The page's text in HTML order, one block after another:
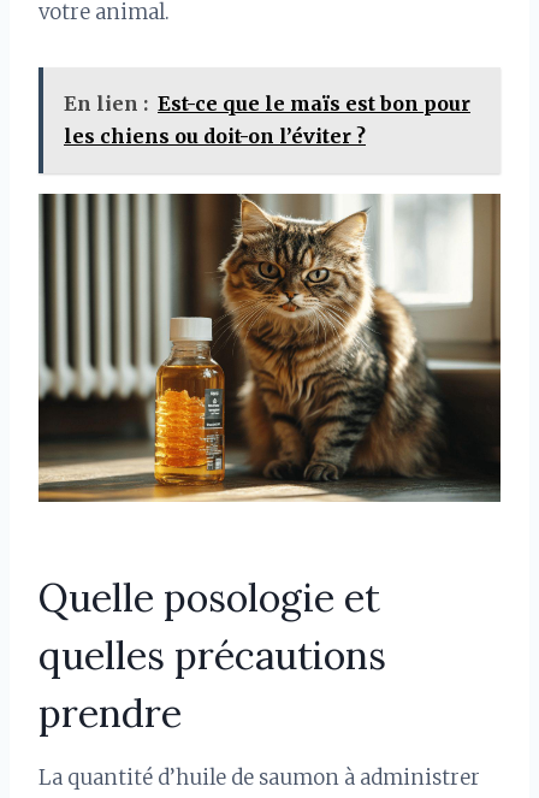
votre animal.
En lien : Est-ce que le maïs est bon pour
les chiens ou doit-on l’éviter ?
Quelle posologie et
quelles précautions
prendre
La quantité d’huile de saumon à administrer